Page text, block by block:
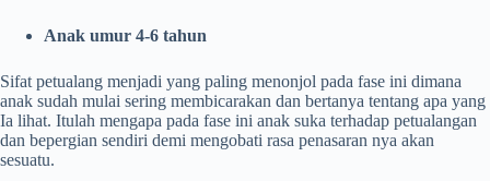
Anak umur 4-6 tahun
Sifat petualang menjadi yang paling menonjol pada fase ini dimana
anak sudah mulai sering membicarakan dan bertanya tentang apa yang
Ia lihat. Itulah mengapa pada fase ini anak suka terhadap petualangan
dan bepergian sendiri demi mengobati rasa penasaran nya akan
sesuatu.